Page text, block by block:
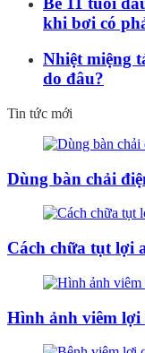
khi bơi có
Nhiệt miệng
do đâu?
Tin tức mới
Dùng bàn chải
Cách chữa tụt lợi
Hình ảnh viêm lợi